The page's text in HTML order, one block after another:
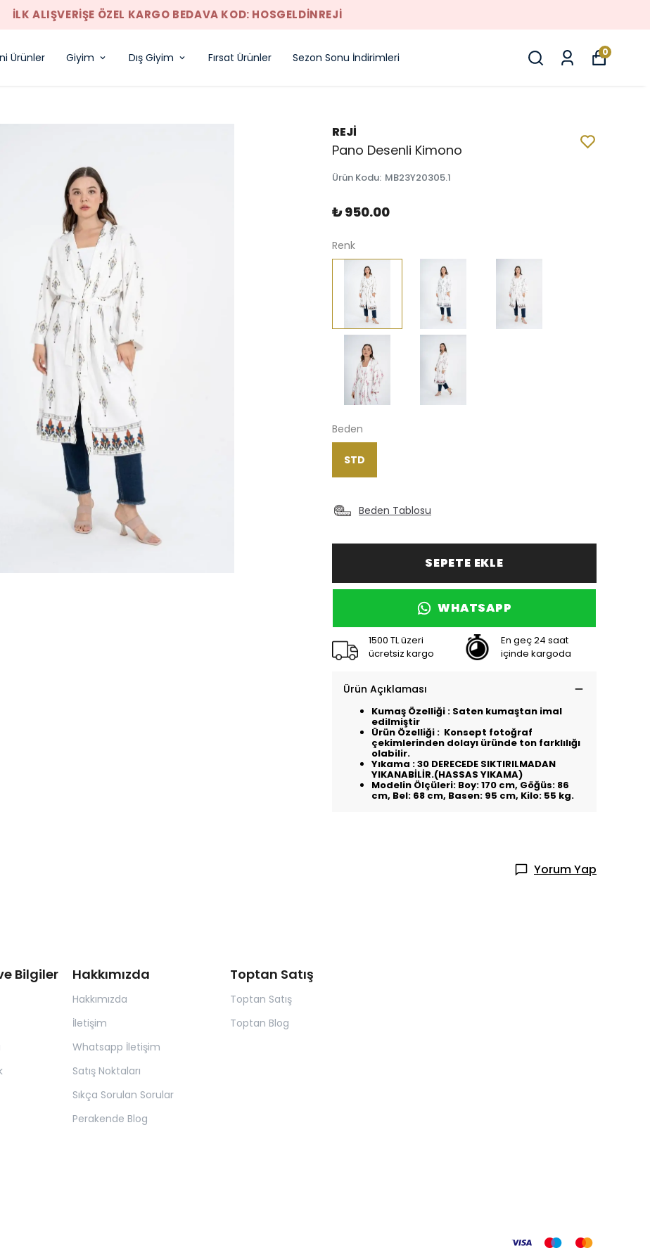
İLK ALIŞVERIŞE ÖZEL KARGO BEDAVA KOD: HOSGELDINREJI
Ürünler Giyim Dış Giyim Fırsat Ürünler Sezon Sonu İndirimleri 0
REJİ
Pano Desenli Kimono
Ürün Kodu: MB23Y20305.1
₺ 950.00
Renk
Beden
STD
Beden Tablosu
SEPETE EKLE
WHATSAPP
1500 TL üzeri
ücretsiz kargo
En geç 24 saat
içinde kargoda
Ürün Açıklaması
Kumaş Özelliği : Saten kumaştan imal
edilmiştir
Ürün Özelliği : Konsept fotoğraf
çekimlerinden dolayı üründe ton farklılığı
olabilir.
Yıkama : 30 DERECEDE SIKTIRILMADAN
YIKANABİLİR.(HASSAS YIKAMA)
Modelin Ölçüleri: Boy: 170 cm, Göğüs: 86
cm, Bel: 68 cm, Basen: 95 cm, Kilo: 55 kg.
Yorum Yap
Bilgiler Hakkımızda
Hakkımızda
İletişim
Whatsapp İletişim
Satış Noktaları
Sıkça Sorulan Sorular
Perakende Blog
Toptan Satış
Toptan Satış
Toptan Blog